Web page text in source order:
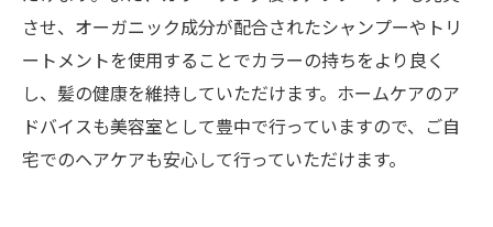
させ、オーガニック成分が配合されたシャンプーやトリ
ートメントを使用することでカラーの持ちをより良く
し、髪の健康を維持していただけます。ホームケアのア
ドバイスも美容室として豊中で行っていますので、ご自
宅でのヘアケアも安心して行っていただけます。